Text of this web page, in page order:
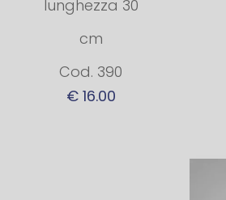
lunghezza 30
cm
Cod. 390
€ 16.00